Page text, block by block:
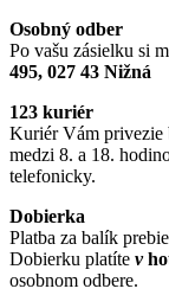
Osobný odber
Po vašu zásielku si
495, 027 43 Nižná
123 kuriér
Kuriér Vám privezie
medzi 8. a 18.
telefonicky.
Dobierka
Platba za balík
Dobierku platíte v
osobnom odbere.